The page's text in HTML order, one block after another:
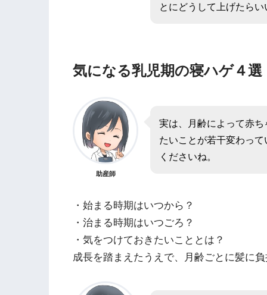
とにどうして上げたら
気になる乳児期の寝ハゲ４選
助産師
実は、月齢によって赤
たいことが若干変わって
くださいね。
・始まる時期はいつから？
・治まる時期はいつごろ？
・気をつけておきたいこととは？
成長を踏まえたうえで、月齢ごとに髪に